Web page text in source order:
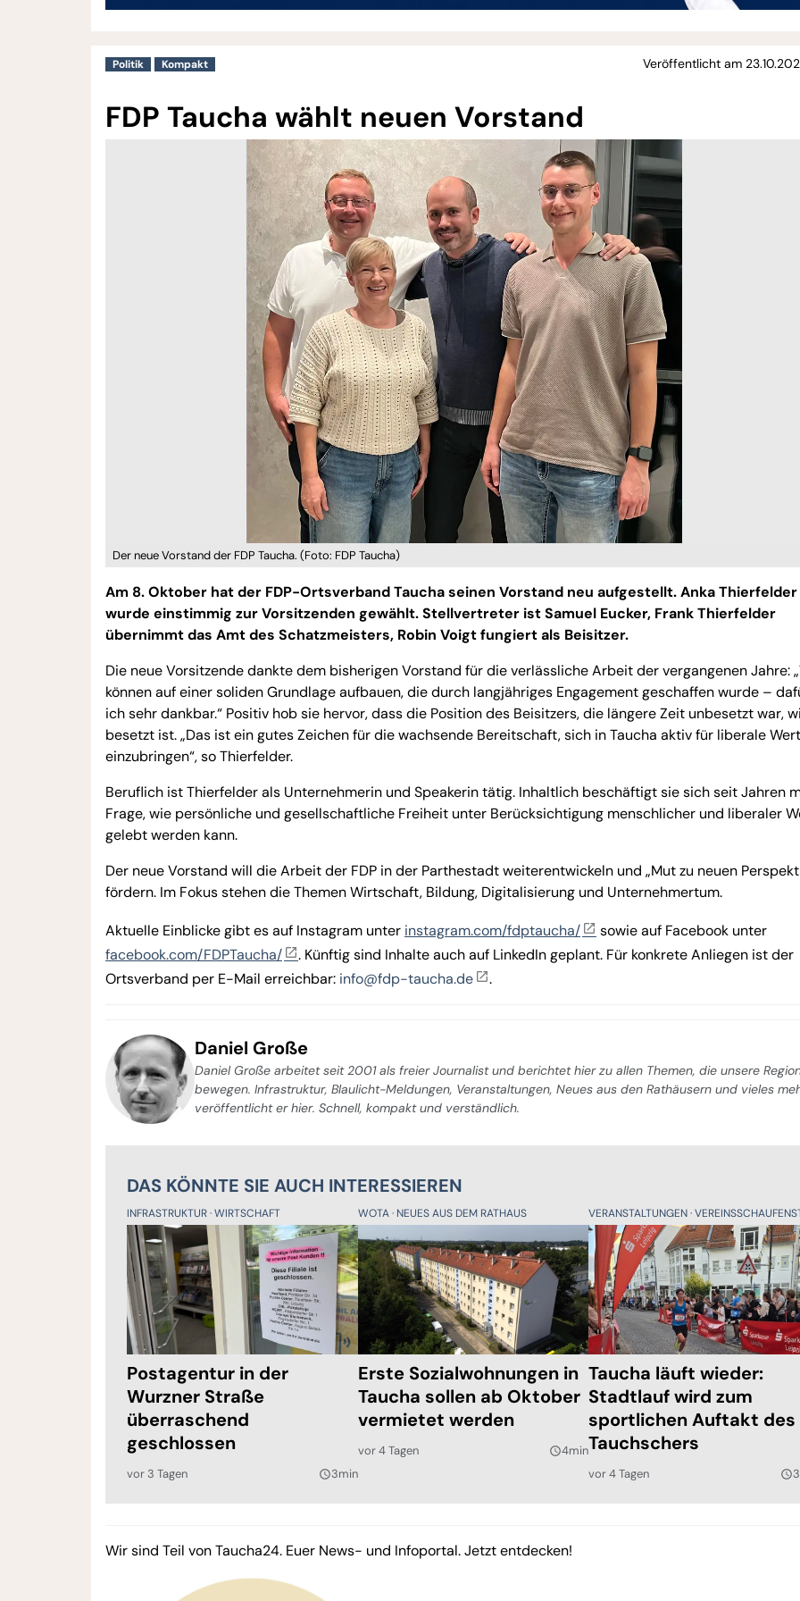
Politik Kompakt Veröffentlicht am
FDP Taucha wählt neuen Vorstand
Der neue Vorstand der FDP Taucha. (Foto: FDP Taucha)
Am 8. Oktober hat der FDP-Ortsverband Taucha seinen Vorstand neu aufgestellt. Anka Thierfelder
wurde einstimmig zur Vorsitzenden gewählt. Stellvertreter ist Samuel Eucker, Frank Thierfelder
übernimmt das Amt des Schatzmeisters, Robin Voigt fungiert als Beisitzer.
Die neue Vorsitzende dankte dem bisherigen Vorstand für die verlässliche Arbeit der vergangenen Jahre:
können auf einer soliden Grundlage aufbauen, die durch langjähriges Engagement geschaffen wurde –
ich sehr dankbar.“ Positiv hob sie hervor, dass die Position des Beisitzers, die längere Zeit unbesetzt war,
besetzt ist. „Das ist ein gutes Zeichen für die wachsende Bereitschaft, sich in Taucha aktiv für liberale
einzubringen“, so Thierfelder.
Beruflich ist Thierfelder als Unternehmerin und Speakerin tätig. Inhaltlich beschäftigt sie sich seit Jahren
Frage, wie persönliche und gesellschaftliche Freiheit unter Berücksichtigung menschlicher und liberaler
gelebt werden kann.
Der neue Vorstand will die Arbeit der FDP in der Parthestadt weiterentwickeln und „Mut zu neuen
fördern. Im Fokus stehen die Themen Wirtschaft, Bildung, Digitalisierung und Unternehmertum.
Aktuelle Einblicke gibt es auf Instagram unter instagram.com/fdptaucha/
sowie auf Facebook unter
facebook.com/FDPTaucha/
. Künftig sind Inhalte auch auf LinkedIn geplant. Für konkrete Anliegen ist der
Ortsverband per E-Mail erreichbar: info@fdp-taucha.de .
Daniel Große
Daniel Große arbeitet seit 2001 als freier Journalist und berichtet hier zu allen Themen, die unsere
bewegen. Infrastruktur, Blaulicht-Meldungen, Veranstaltungen, Neues aus den Rathäusern und vieles
veröffentlicht er hier. Schnell, kompakt und verständlich.
DAS KÖNNTE SIE AUCH INTERESSIEREN
INFRASTRUKTUR WIRTSCHAFT
Postagentur in der
Wurzner Straße
überraschend
geschlossen
vor 3 Tagen query_builder3min
WOTA NEUES AUS DEM RATHAUS
Erste Sozialwohnungen in
Taucha sollen ab Oktober
vermietet werden
vor 4 Tagen query_builder4min
VERANSTALTUNGEN
Taucha läuft wieder:
Stadtlauf wird zum
sportlichen Auftakt des
Tauchschers
vor 4 Tagen query_builder
Wir sind Teil von Taucha24. Euer News- und Infoportal. Jetzt entdecken!